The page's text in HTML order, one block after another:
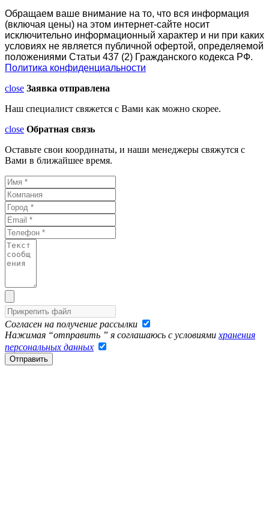
Обращаем ваше внимание на то, что вся информация
(включая цены) на этом интернет-сайте носит
исключительно информационный характер и ни при каких
условиях не является публичной офертой, определяемой
положениями Статьи 437 (2) Гражданского кодекса РФ.
Политика конфиденциальности
close Заявка отправлена
Наш специалист свяжется с Вами как можно скорее.
close Обратная связь
Оставьте свои координаты, и наши менеджеры свяжутся с
Вами в ближайшее время.
Согласен на получение рассылки
Нажимая “отправить ” я соглашаюсь с условиями хранения
персональных данных